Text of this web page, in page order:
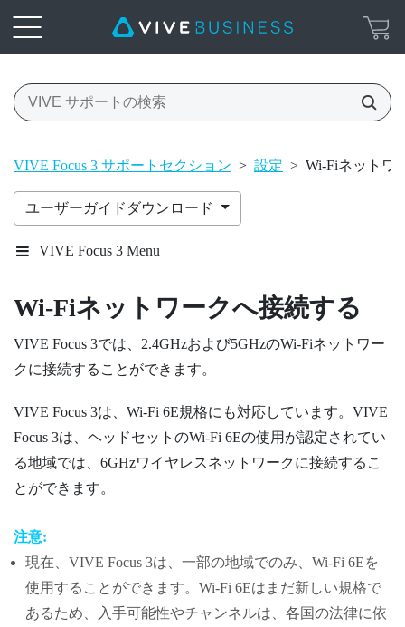
VIVE Focus 3 サポートセクション > 設定 > Wi‍-Fiネットワ
ユーザーガイドダウンロード
VIVE Focus 3 Menu
Wi‍-Fiネットワークへ接続する
VIVE Focus 3では、2.4GHzおよび5GHzのWi‍-Fiネットワー
クに接続することができます。
VIVE Focus 3は、 Wi‍-Fi 6E規格にも対応しています。 VIVE
Focus 3は、ヘッドセットのWi‍-Fi 6Eの使用が認定されてい
る地域では、6GHzワイヤレスネットワークに接続するこ
とができます。
注意:
現在、 VIVE Focus 3は、一部の地域でのみ、 Wi‍-Fi 6Eを
使用することができます。 Wi‍-Fi 6Eはまだ新しい規格で
あるため、入手可能性やチャンネルは、各国の法律に依